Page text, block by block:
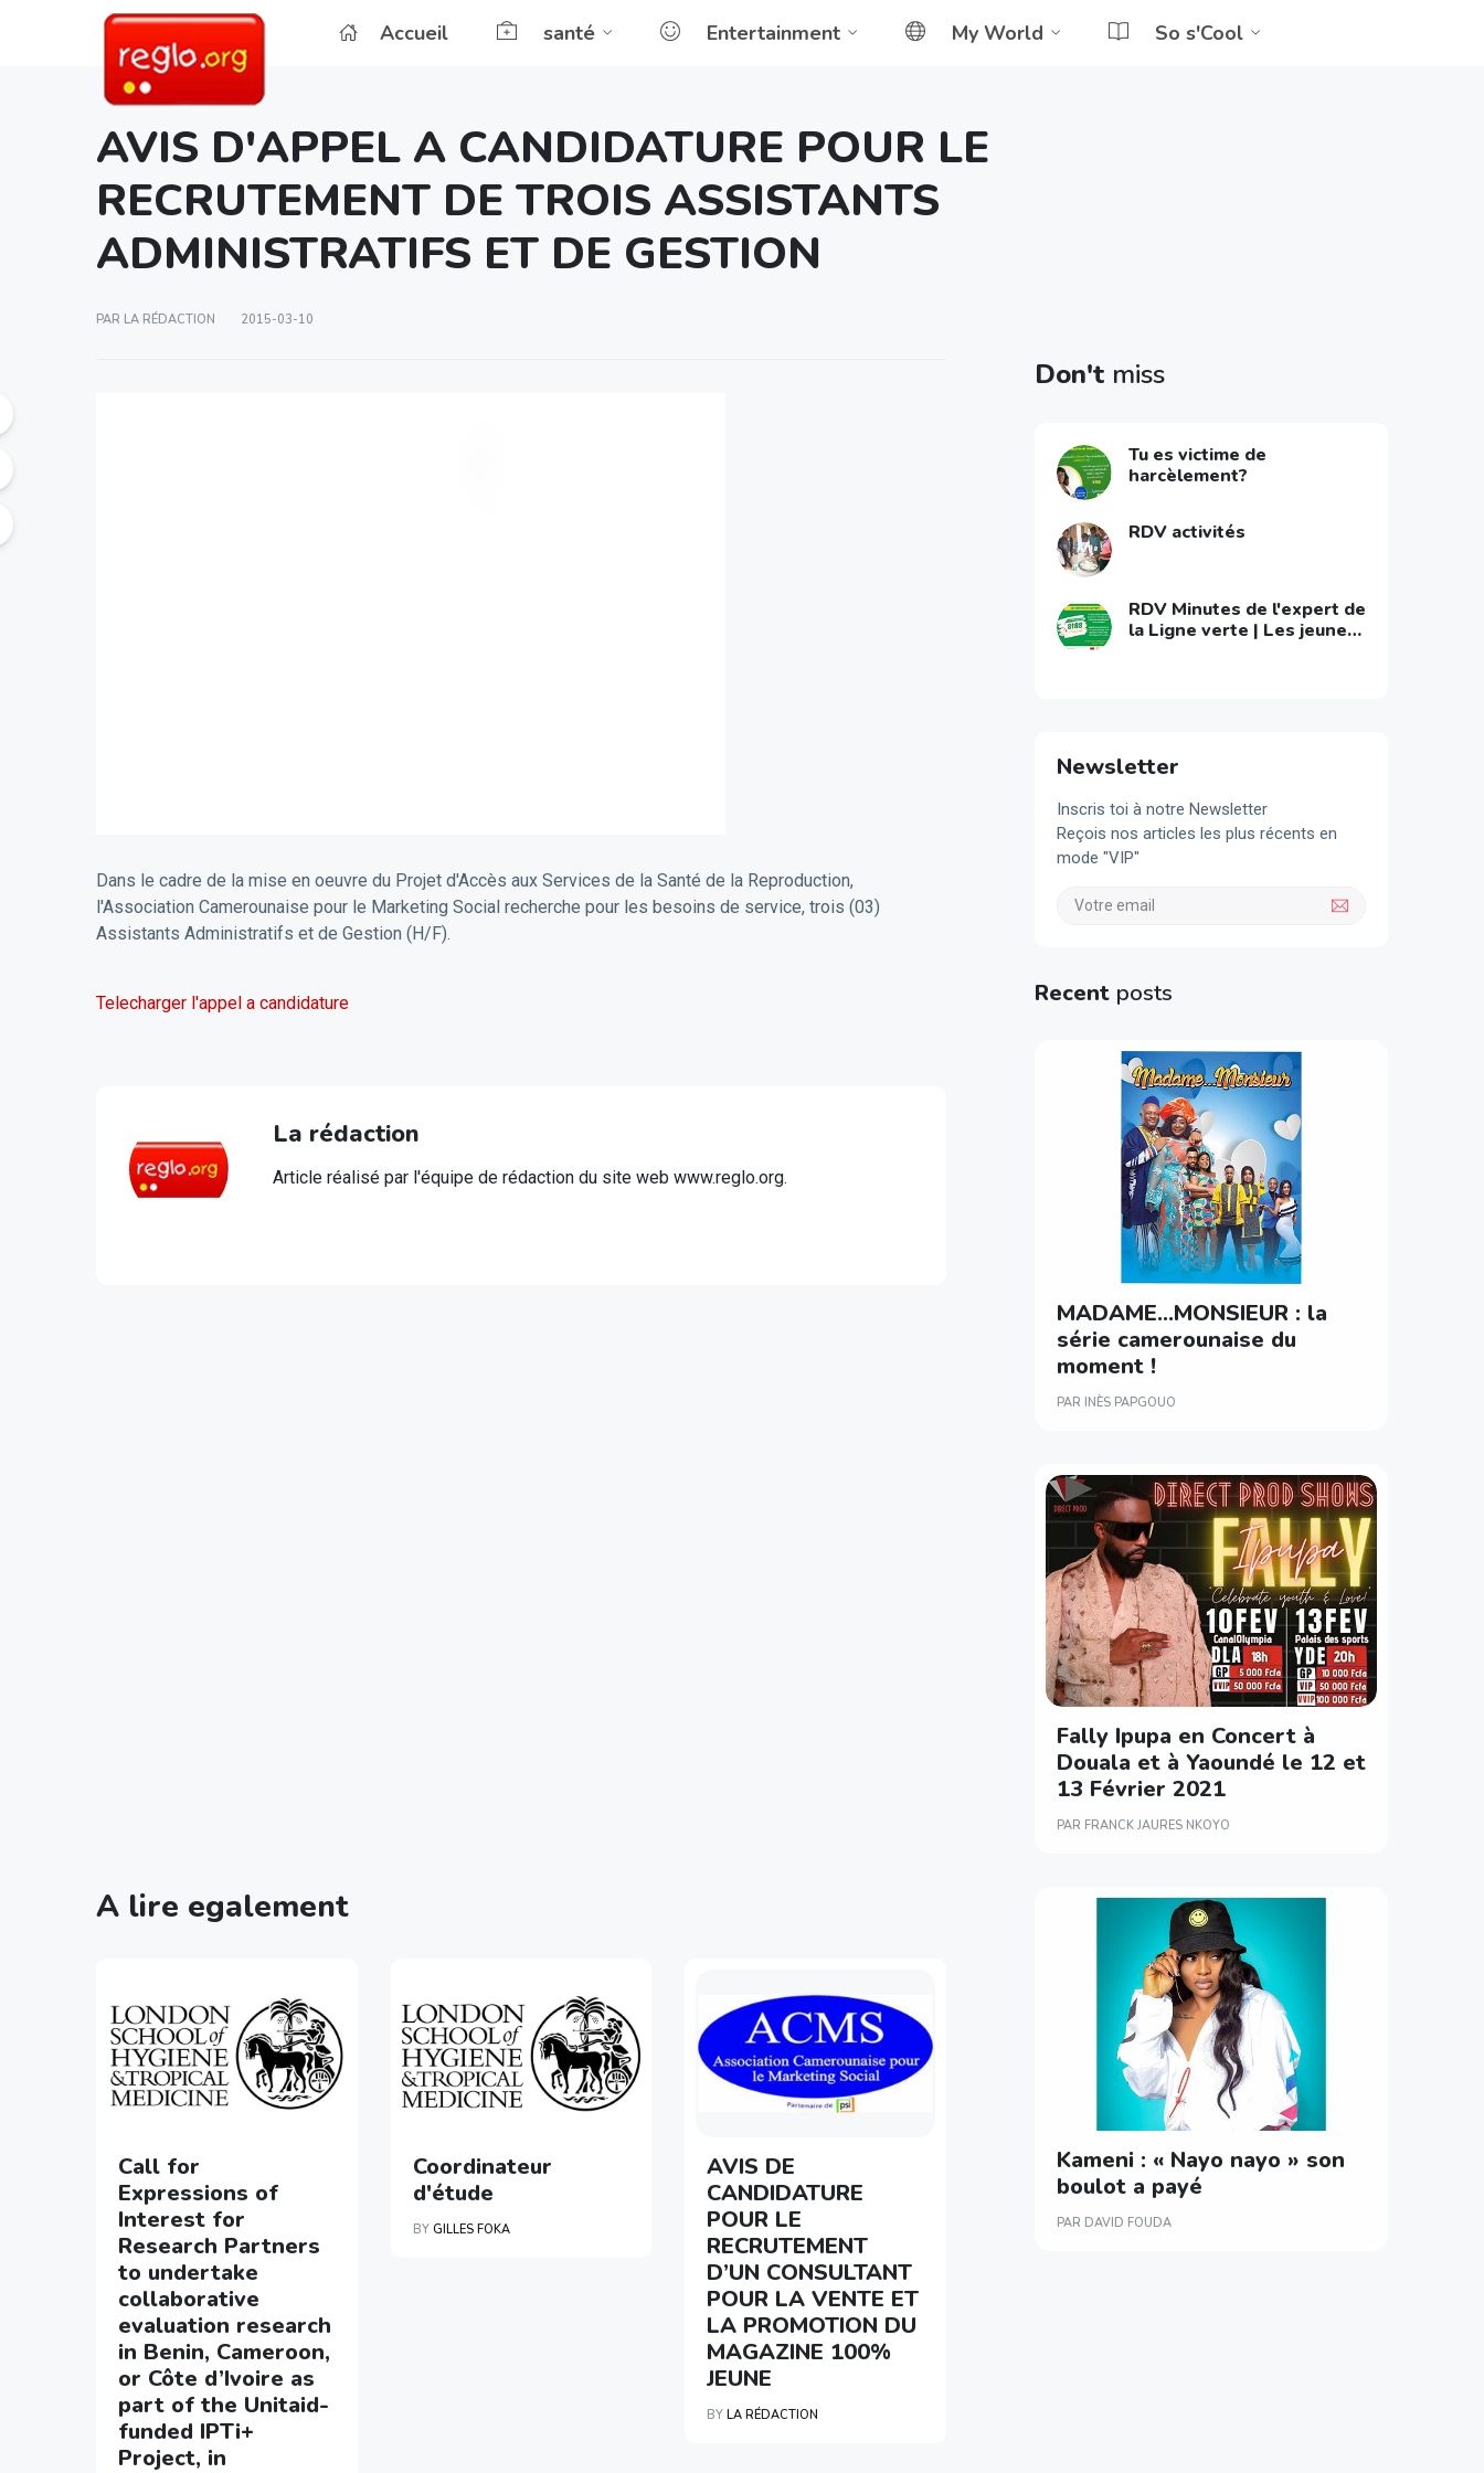
Accueil santé Entertainment My World So s'Cool
AVIS D'APPEL A CANDIDATURE POUR LE
RECRUTEMENT DE TROIS ASSISTANTS
ADMINISTRATIFS ET DE GESTION
PAR LA RÉDACTION 2015-03-10
Dans le cadre de la mise en oeuvre du Projet d'Accès aux Services de la Santé de la Reproduction,
l'Association Camerounaise pour le Marketing Social recherche pour les besoins de service, trois (03)
Assistants Administratifs et de Gestion (H/F).
Telecharger l'appel a candidature
La rédaction
Article réalisé par l'équipe de rédaction du site web www.reglo.org.
A lire egalement
Call for
Expressions of
Interest for
Research Partners
to undertake
collaborative
evaluation research
in Benin, Cameroon,
or Côte d’Ivoire as
part of the Unitaid-
funded IPTi+
Project, in
Coordinateur
d'étude
BY GILLES FOKA
AVIS DE
CANDIDATURE
POUR LE
RECRUTEMENT
D’UN CONSULTANT
POUR LA VENTE ET
LA PROMOTION DU
MAGAZINE 100%
JEUNE
BYLA RÉDACTION
Don't miss
Tu es victime de
harcèlement?
RDV activités
RDV Minutes de l'expert de
la Ligne verte | Les jeunes
Newsletter
Inscris toi à notre Newsletter
Reçois nos articles les plus récents en
mode "VIP"
Recent posts
MADAME…MONSIEUR : la
série camerounaise du
moment !
PAR INÈS PAPGOUO
Fally Ipupa en Concert à
Douala et à Yaoundé le 12 et
13 Février 2021
PAR FRANCK JAURES NKOYO
Kameni : « Nayo nayo » son
boulot a payé
PAR DAVID FOUDA